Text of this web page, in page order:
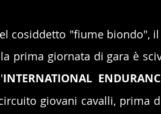
cosiddetto "fiume biondo",
prima giornata di gara è
INTERNATIONAL
giovani cavalli, prima